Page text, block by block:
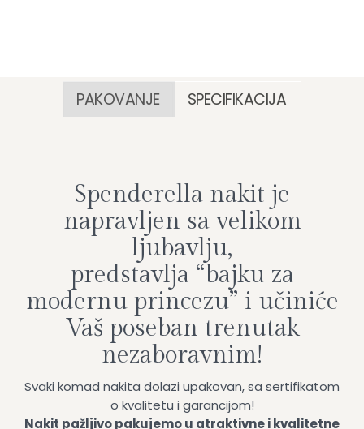
PAKOVANJE SPECIFIKACIJA
Spenderella nakit je
napravljen sa velikom
ljubavlju,
predstavlja “bajku za
modernu princezu” i učiniće
Vaš poseban trenutak
nezaboravnim!
Svaki komad nakita dolazi upakovan, sa sertifikatom
o kvalitetu i garancijom!
Nakit pažljivo pakujemo u atraktivne i kvalitetne